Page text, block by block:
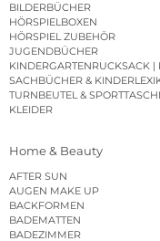
BILDERBÜCHER
HÖRSPIELBOXEN
HÖRSPIEL ZUBEHÖR
JUGENDBÜCHER
SACHBÜCHER &
TURNBEUTEL &
KLEIDER
Home & Beauty
AFTER SUN
AUGEN MAKE UP
BACKFORMEN
BADEMATTEN
BADEZIMMER